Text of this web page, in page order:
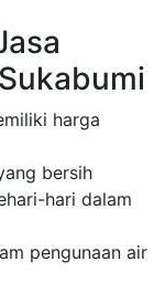
harga
bersih
hari dalam
pengunaan air